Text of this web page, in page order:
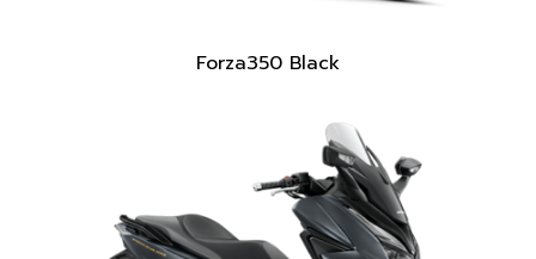
Forza350 Black